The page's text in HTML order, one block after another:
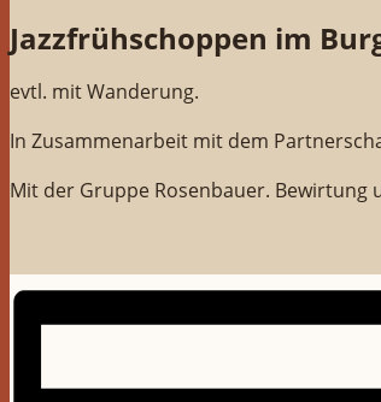
Jazzfrühschoppen im
evtl. mit Wanderung.
In Zusammenarbeit mit dem
Mit der Gruppe Rosenbauer. Bewirtung